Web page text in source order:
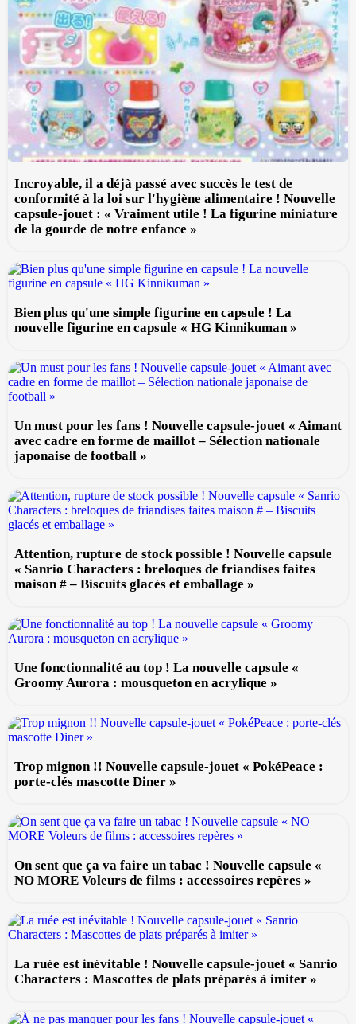
Incroyable, il a déjà passé avec succès le test de
conformité à la loi sur l'hygiène alimentaire ! Nouvelle
capsule-jouet : « Vraiment utile ! La figurine miniature
de la gourde de notre enfance »
Bien plus qu'une simple figurine en capsule ! La
nouvelle figurine en capsule « HG Kinnikuman »
Un must pour les fans ! Nouvelle capsule-jouet « Aimant
avec cadre en forme de maillot – Sélection nationale
japonaise de football »
Attention, rupture de stock possible ! Nouvelle capsule
« Sanrio Characters : breloques de friandises faites
maison # – Biscuits glacés et emballage »
Une fonctionnalité au top ! La nouvelle capsule «
Groomy Aurora : mousqueton en acrylique »
Trop mignon !! Nouvelle capsule-jouet « PokéPeace :
porte-clés mascotte Diner »
On sent que ça va faire un tabac ! Nouvelle capsule «
NO MORE Voleurs de films : accessoires repères »
La ruée est inévitable ! Nouvelle capsule-jouet « Sanrio
Characters : Mascottes de plats préparés à imiter »